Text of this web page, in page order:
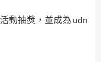
動抽獎，並成為 udn